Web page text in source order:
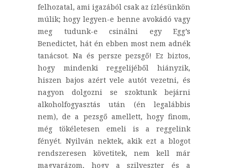
felhozatal, ami igazából csak az ízlésünkön
múlik; hogy legyen-e benne avokádó vagy
meg tudunk-e csinálni egy Egg’s
Benedictet, hát én ebben most nem adnék
tanácsot. Na és persze pezsgő! Ez biztos,
hogy mindenki reggelijéből hiányzik,
hiszen bajos azért vele autót vezetni, és
nagyon dolgozni se szoktunk bejárni
alkoholfogyasztás után (én legalábbis
nem), de a pezsgő amellett, hogy finom,
még tökéletesen emeli is a reggelink
fényét. Nyilván nektek, akik ezt a blogot
rendszeresen követitek, nem kell már
magyarázom, hogy a szilveszter és a